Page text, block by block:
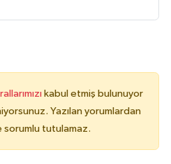
kabul etmiş bulunuyor
Yazılan yorumlardan
sorumlu tutulamaz.